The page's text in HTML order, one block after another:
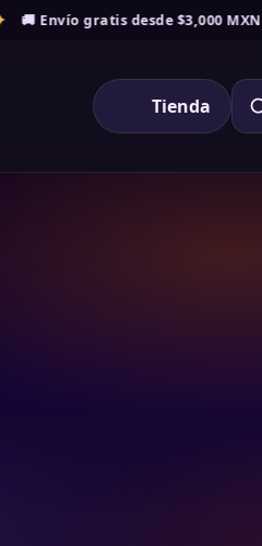
🚚 Envío gratis desde $3,000 MXN
Tienda